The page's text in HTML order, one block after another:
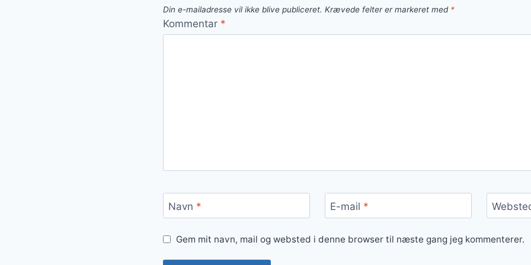
Din e-mailadresse vil ikke blive publiceret. Krævede felter er markeret med *
Kommentar *
Navn * E-mail *
Gem mit navn, mail og websted i denne browser til næste gang jeg kommenterer.